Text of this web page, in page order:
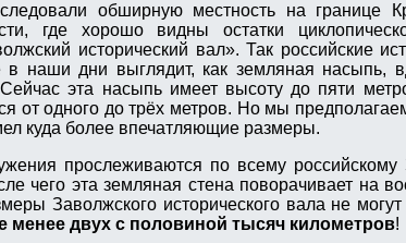
обширную местность на границе
где хорошо видны остатки
исторический вал». Так российские
в наши дни выглядит, как земляная насыпь,
эта насыпь имеет высоту до пяти
от одного до трёх метров. Но мы
куда более впечатляющие размеры.
прослеживаются по всему
чего эта земляная стена поворачивает на
Заволжского исторического вала не
менее двух с половиной тысяч километров!